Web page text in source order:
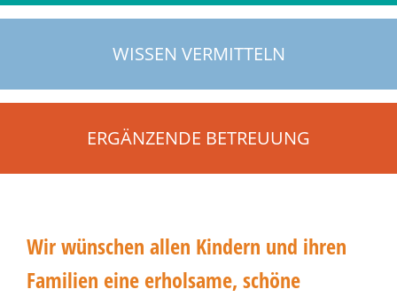
WISSEN VERMITTELN
ERGÄNZENDE BETREUUNG
Wir wünschen allen Kindern und ihren
Familien eine erholsame, schöne